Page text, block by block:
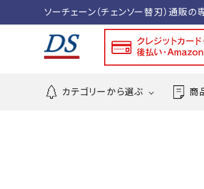
ソーチェーン（チェンソー替刃）通販の
カテゴリーから選ぶ 商